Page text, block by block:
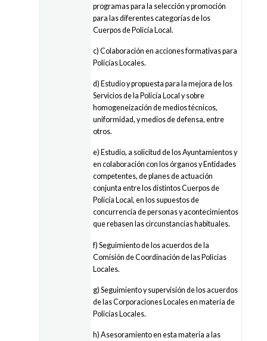
programas para la selección y promoción
para las diferentes categorías de los
Cuerpos de Policía Local.
c) Colaboración en acciones formativas para
Policías Locales.
d) Estudio y propuesta para la mejora de los
Servicios de la Policía Local y sobre
homogeneización de medios técnicos,
uniformidad, y medios de defensa, entre
otros.
e) Estudio, a solicitud de los Ayuntamientos y
en colaboración con los órganos y Entidades
competentes, de planes de actuación
conjunta entre los distintos Cuerpos de
Policía Local, en los supuestos de
concurrencia de personas y acontecimientos
que rebasen las circunstancias habituales.
f) Seguimiento de los acuerdos de la
Comisión de Coordinación de las Policías
Locales.
g) Seguimiento y supervisión de los acuerdos
de las Corporaciones Locales en materia de
Policías Locales.
h) Asesoramiento en esta materia a las